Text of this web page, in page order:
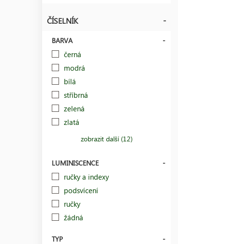
ČÍSELNÍK
BARVA
černá
modrá
bílá
stříbrná
zelená
zlatá
zobrazit další (12)
LUMINISCENCE
ručky a indexy
podsvícení
ručky
žádná
TYP